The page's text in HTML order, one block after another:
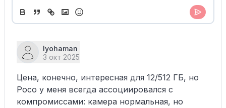
lyohaman
3 окт 2025
Цена, конечно, интересная для 12/512 ГБ, но
Poco у меня всегда ассоциировался с
компромиссами: камера нормальная, но